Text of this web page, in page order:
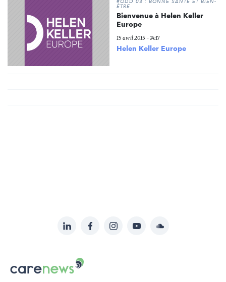
#ODD 03 : BONNE SANTÉ ET BIEN-
ÊTRE
Bienvenue à Helen Keller
Europe
15 avril 2015 - 14:17
Helen Keller Europe
sur:
LinkedInFacebookInstagramYouTubeSoundcloud
Carenews,
Le